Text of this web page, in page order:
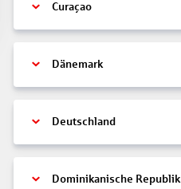
Curaçao
Dänemark
Deutschland
Dominikanische Republik